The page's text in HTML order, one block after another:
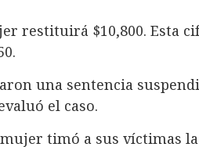
restituirá $10,800. Esta
una sentencia
el caso.
timó a sus víctimas